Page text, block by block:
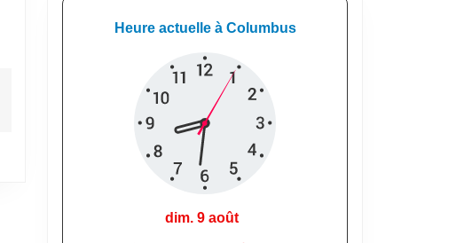
Marcus Garvey , partisan du nationalisme noir , mouvements panafricanistes